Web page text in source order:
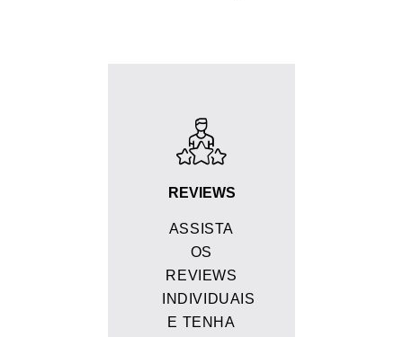
REVIEWS
ASSISTA
OS
REVIEWS
INDIVIDUAIS
E TENHA